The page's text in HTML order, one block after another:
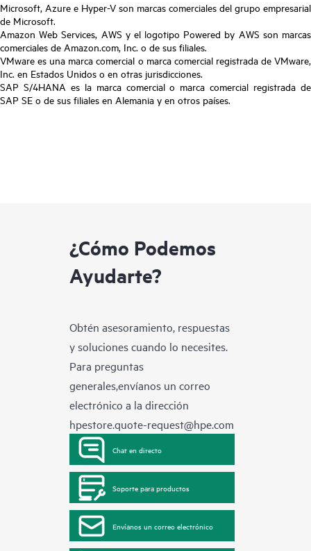
Microsoft, Azure e Hyper-V son marcas comerciales del grupo empresarial
de Microsoft.
Amazon Web Services, AWS y el logotipo Powered by AWS son marcas
comerciales de Amazon.com, Inc. o de sus filiales.
VMware es una marca comercial o marca comercial registrada de VMware,
Inc. en Estados Unidos o en otras jurisdicciones.
SAP S/4HANA es la marca comercial o marca comercial registrada de
SAP SE o de sus filiales en Alemania y en otros países.
¿Cómo Podemos
Ayudarte?
Obtén asesoramiento, respuestas
y soluciones cuando lo necesites.
Para preguntas
generales,envíanos un correo
electrónico a la dirección
hpestore.quote-request@hpe.com
Chat en directo
Soporte para productos
Envíanos un correo electrónico